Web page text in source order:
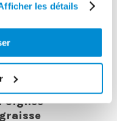
les détails
graisse